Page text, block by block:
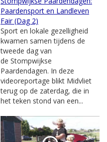
Paardensport en Landleven
Fair (Dag 2)
Sport en lokale gezelligheid
kwamen samen tijdens de
tweede dag van
de Stompwijkse
Paardendagen. In deze
videoreportage blikt Midvliet
terug op de zaterdag, die in
het teken stond van een...